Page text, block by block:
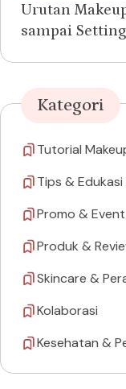
Urutan
sampai
Kategori
Tutorial
Tips &
Promo & Event
Produk &
Skincare &
Kolaborasi
Kesehatan &